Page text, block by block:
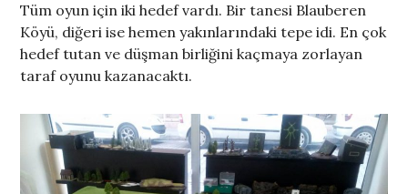
Tüm oyun için iki hedef vardı. Bir tanesi Blauberen
Köyü, diğeri ise hemen yakınlarındaki tepe idi. En çok
hedef tutan ve düşman birliğini kaçmaya zorlayan
taraf oyunu kazanacaktı.